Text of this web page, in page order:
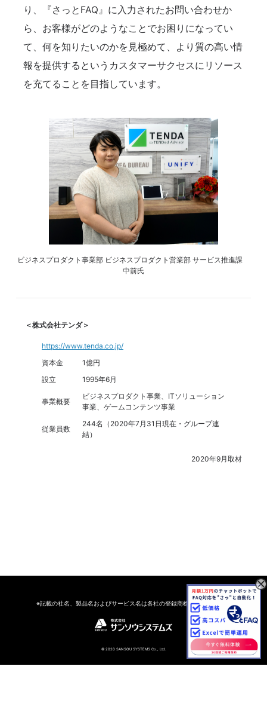
り、『さっとFAQ』に入力されたお問い合わせか
ら、お客様がどのようなことでお困りになってい
て、何を知りたいのかを見極めて、より質の高い情
報を提供するというカスタマーサクセスにリソース
を充てることを目指しています。
ビジネスプロダクト事業部 ビジネスプロダクト営業部 サービス推進課
中前氏
＜株式会社テンダ＞
https://www.tenda.co.jp/
資本金
1億円
設立
1995年6月
事業概要
ビジネスプロダクト事業、ITソリューション
事業、ゲームコンテンツ事業
従業員数
244名（2020年7月31日現在・グループ連
結）
2020年9月取材
※記載の社名、製品名およびサービス名は各社の登録商標または商標です
©︎ 2020 SANSOU SYSTEMS Co., Ltd.